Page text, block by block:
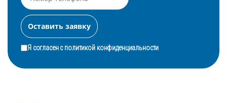
Я согласен сполитикой конфиденциальности